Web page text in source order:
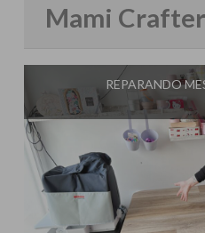
Mami Crafter
REPARANDO